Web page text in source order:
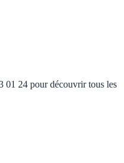
01 24 pour découvrir tous les